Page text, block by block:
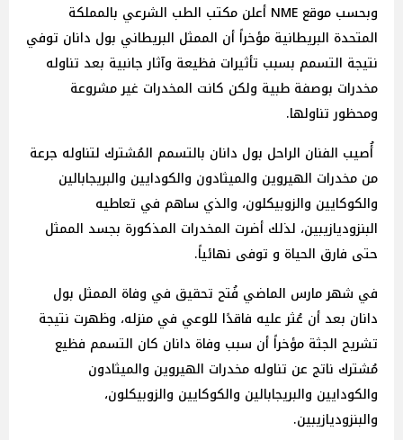
وبحسب موقع NME أعلن مكتب الطب الشرعي بالمملكة
المتحدة البريطانية مؤخراً أن الممثل البريطاني بول دانان توفي
نتيجة التسمم بسبب تأثيرات فظيعة وآثار جانبية بعد تناوله
مخدرات بوصفة طبية ولكن كانت المخدرات غير مشروعة
ومحظور تناولها.
أُصيب الفنان الراحل بول دانان بالتسمم المُشترك لتناوله جرعة
من مخدرات الهيروين والميثادون والكودايين والبريجابالين
والكوكايين والزوبيكلون، والذي ساهم في تعاطيه
البنزوديازيبين، لذلك أضرت المخدرات المذكورة بجسد الممثل
حتى فارق الحياة و توفى نهائياً.
في شهر مارس الماضي فُتح تحقيق في وفاة الممثل بول
دانان بعد أن عُثر عليه فاقدًا للوعي في منزله، وظهرت نتيجة
تشريح الجثة مؤخراً أن سبب وفاة دانان كان التسمم فظيع
مُشترك ناتج عن تناوله مخدرات الهيروين والميثادون
والكودايين والبريجابالين والكوكايين والزوبيكلون،
والبنزوديازيبين.